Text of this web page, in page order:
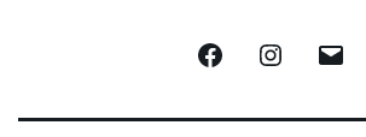
FacebookInstagram